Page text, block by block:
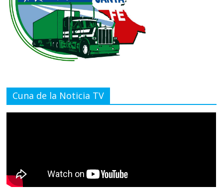
Cuna de la Noticia TV